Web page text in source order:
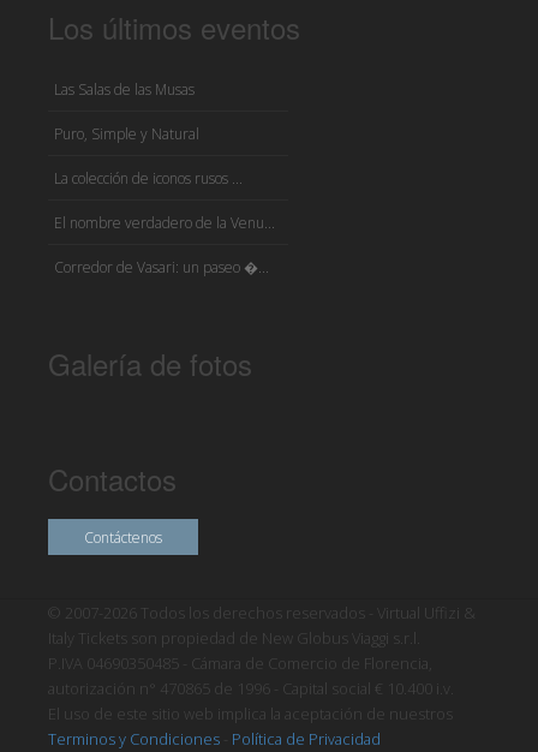
Los últimos eventos
Las Salas de las Musas
Puro, Simple y Natural
La colección de iconos rusos ...
El nombre verdadero de la Venu...
Corredor de Vasari: un paseo �...
Galería de fotos
Contactos
Contáctenos
© 2007-2026 Todos los derechos reservados - Virtual Uffizi &
Italy Tickets son propiedad de New Globus Viaggi s.r.l.
P.IVA 04690350485 - Cámara de Comercio de Florencia,
autorización n° 470865 de 1996 - Capital social € 10.400 i.v.
El uso de este sitio web implica la aceptación de nuestros
Terminos y Condiciones
Política de Privacidad